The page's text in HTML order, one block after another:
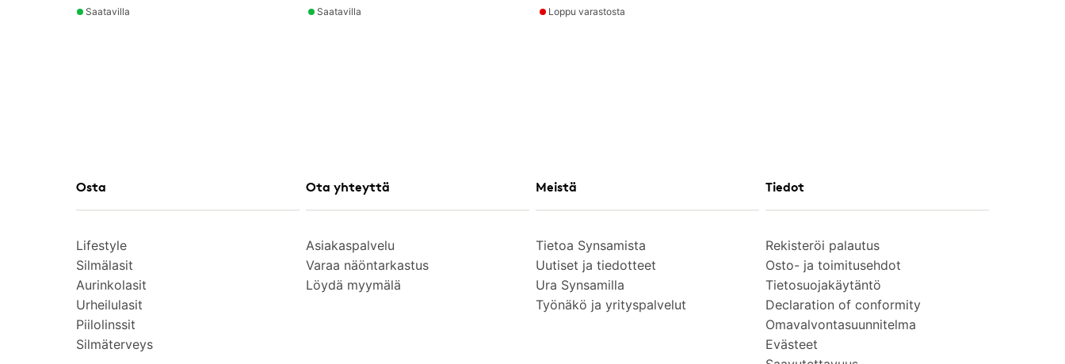
Saatavilla Saatavilla Loppu varastosta
Osta
Lifestyle
Silmälasit
Aurinkolasit
Urheilulasit
Piilolinssit
Silmäterveys
Ota yhteyttä
Asiakaspalvelu
Varaa näöntarkastus
Löydä myymälä
Meistä
Tietoa Synsamista
Uutiset ja tiedotteet
Ura Synsamilla
Työnäkö ja yrityspalvelut
Tiedot
Rekisteröi palautus
Osto- ja toimitusehdot
Tietosuojakäytäntö
Declaration of conformity
Omavalvontasuunnitelma
Evästeet